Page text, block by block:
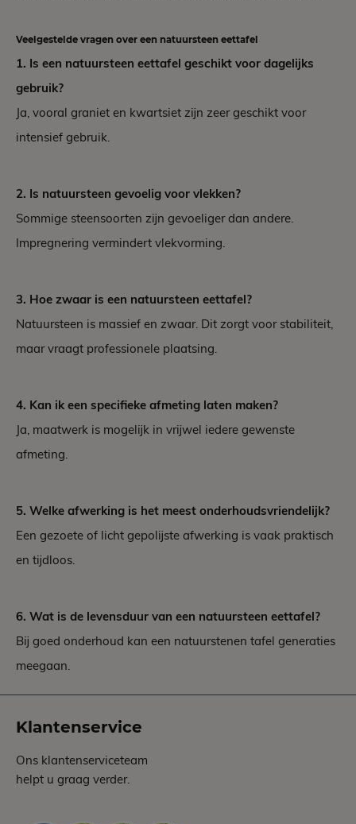
Veelgestelde vragen over een natuursteen eettafel
1. Is een natuursteen eettafel geschikt voor dagelijks
gebruik?
Ja, vooral graniet en kwartsiet zijn zeer geschikt voor
intensief gebruik.
2. Is natuursteen gevoelig voor vlekken?
Sommige steensoorten zijn gevoeliger dan andere.
Impregnering vermindert vlekvorming.
3. Hoe zwaar is een natuursteen eettafel?
Natuursteen is massief en zwaar. Dit zorgt voor stabiliteit,
maar vraagt professionele plaatsing.
4. Kan ik een specifieke afmeting laten maken?
Ja, maatwerk is mogelijk in vrijwel iedere gewenste
afmeting.
5. Welke afwerking is het meest onderhoudsvriendelijk?
Een gezoete of licht gepolijste afwerking is vaak praktisch
en tijdloos.
6. Wat is de levensduur van een natuursteen eettafel?
Bij goed onderhoud kan een natuurstenen tafel generaties
meegaan.
Klantenservice
Ons klantenserviceteam
helpt u graag verder.